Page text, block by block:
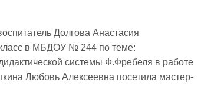
Долгова Анастасия
в МБДОУ № 244 по теме:
системы Ф.Фребеля в работе
Любовь Алексеевна посетила мастер-